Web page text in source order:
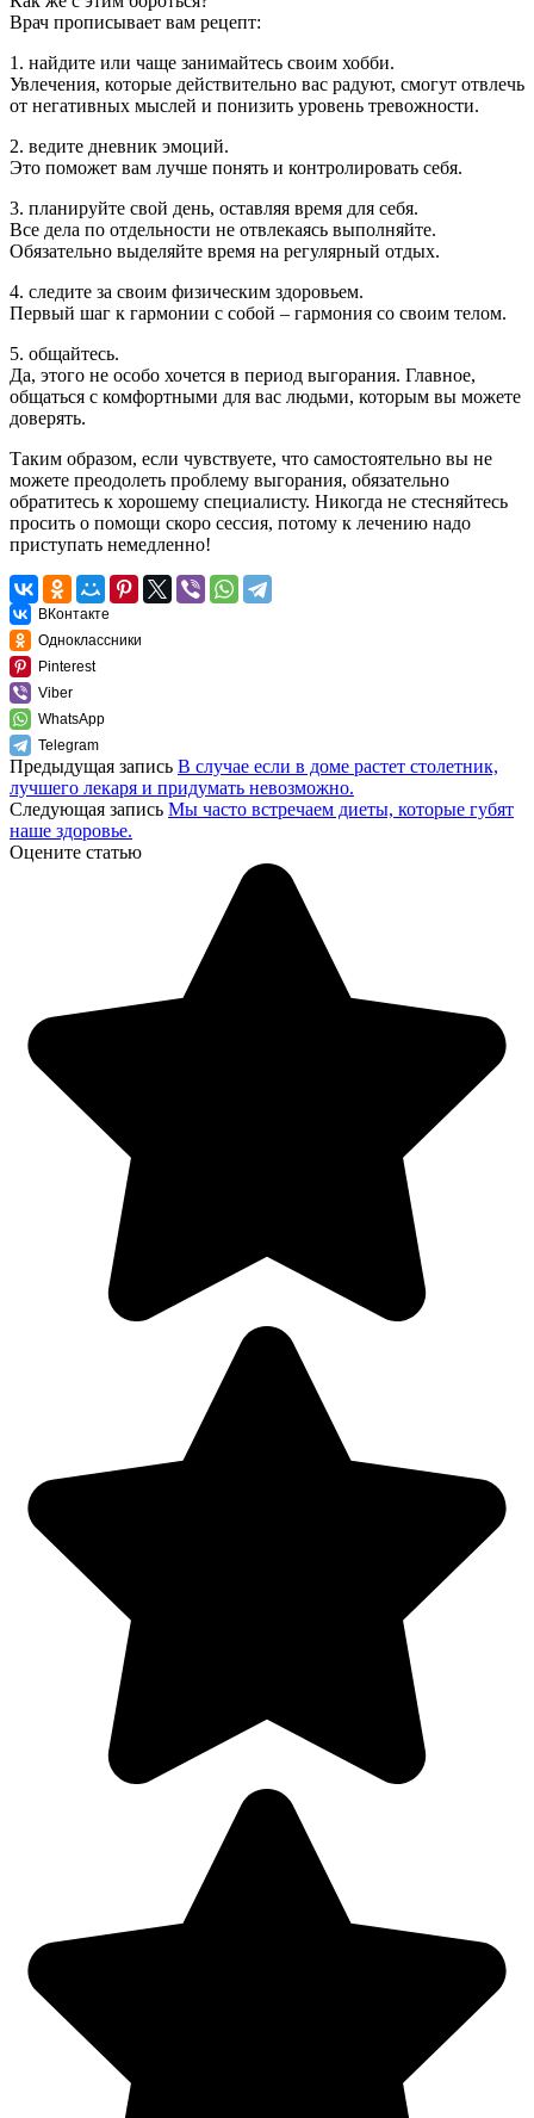
Врач прописывает вам рецепт:
1. найдите или чаще занимайтесь своим хобби.
Увлечения, которые действительно вас радуют, смогут отвлечь
от негативных мыслей и понизить уровень тревожности.
2. ведите дневник эмоций.
Это поможет вам лучше понять и контролировать себя.
3. планируйте свой день, оставляя время для себя.
Все дела по отдельности не отвлекаясь выполняйте.
Обязательно выделяйте время на регулярный отдых.
4. следите за своим физическим здоровьем.
Первый шаг к гармонии с собой – гармония со своим телом.
5. общайтесь.
Да, этого не особо хочется в период выгорания. Главное,
общаться с комфортными для вас людьми, которым вы можете
доверять.
Таким образом, если чувствуете, что самостоятельно вы не
можете преодолеть проблему выгорания, обязательно
обратитесь к хорошему специалисту. Никогда не стесняйтесь
просить о помощи скоро сессия, потому к лечению надо
приступать немедленно!
ВКонтакте
Одноклассники
Pinterest
Viber
WhatsApp
Telegram
Предыдущая запись В случае если в доме растет столетник,
лучшего лекаря и придумать невозможно.
Следующая запись Мы часто встречаем диеты, которые губят
наше здоровье.
Оцените статью